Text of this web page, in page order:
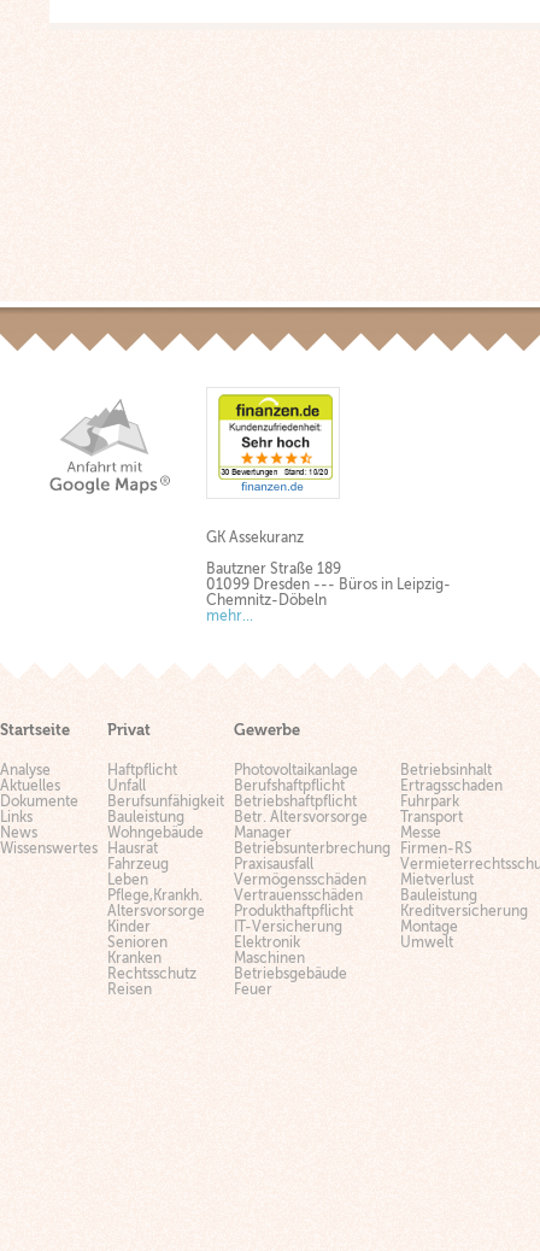
GK Assekuranz
Bautzner Straße 189
01099 Dresden --- Büros in Leipzig-
Chemnitz-Döbeln
mehr...
Startseite
Analyse
Aktuelles
Dokumente
Links
News
Wissenswertes
Privat
Haftpflicht
Unfall
Berufsunfähigkeit
Bauleistung
Wohngebäude
Hausrat
Fahrzeug
Leben
Pflege,Krankh.
Altersvorsorge
Kinder
Senioren
Kranken
Rechtsschutz
Reisen
Gewerbe
Photovoltaikanlage
Berufshaftpflicht
Betriebshaftpflicht
Betr. Altersvorsorge
Manager
Betriebsunterbrechung
Praxisausfall
Vermögensschäden
Vertrauensschäden
Produkthaftpflicht
IT-Versicherung
Elektronik
Maschinen
Betriebsgebäude
Feuer
Betriebsinhalt
Ertragsschaden
Fuhrpark
Transport
Messe
Firmen-RS
Mietverlust
Bauleistung
Kreditversicherung
Montage
Umwelt